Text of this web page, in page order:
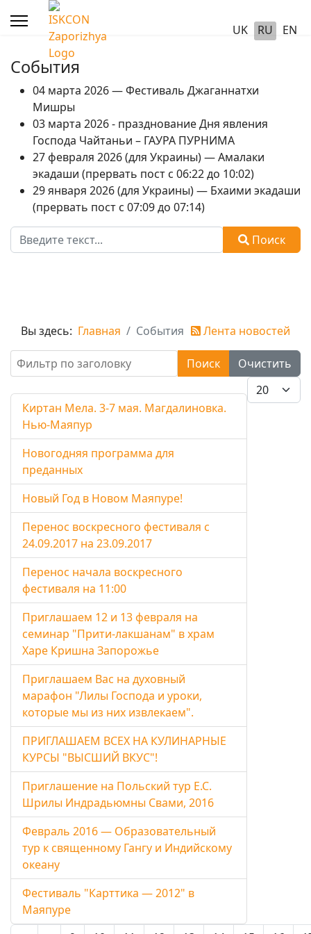
UK RU EN
События
04 марта 2026 — Фестиваль Джаганнатхи
Мишры
03 марта 2026 - празднование Дня явления
Господа Чайтаньи – ГАУРА ПУРНИМА
27 февраля 2026 (для Украины) — Амалаки
экадаши (прервать пост с 06:22 до 10:02)
29 января 2026 (для Украины) — Бхаими экадаши
(прервать пост с 07:09 до 07:14)
Поиск
Поиск
Вы здесь: Главная События
Лента новостей
Фильтр по заголовку
Поиск
Очистить
Кол-во
Киртан Мела. 3-7 мая. Магдалиновка.
Нью-Маяпур
Новогодняя программа для
преданных
Новый Год в Новом Маяпуре!
Перенос воскресного фестиваля c
24.09.2017 на 23.09.2017
Перенос начала воскресного
фестиваля на 11:00
Приглашаем 12 и 13 февраля на
семинар "Прити-лакшанам" в храм
Харе Кришна Запорожье
Приглашаем Вас на духовный
марафон "Лилы Господа и уроки,
которые мы из них извлекаем".
ПРИГЛАШАЕМ ВСЕХ НА КУЛИНАРНЫЕ
КУРСЫ "ВЫСШИЙ ВКУС"!
Приглашение на Польский тур Е.С.
Шрилы Индрадьюмны Свами, 2016
Февраль 2016 — Образовательный
тур к священному Гангу и Индийскому
океану
Фестиваль "Карттика — 2012" в
Маяпуре